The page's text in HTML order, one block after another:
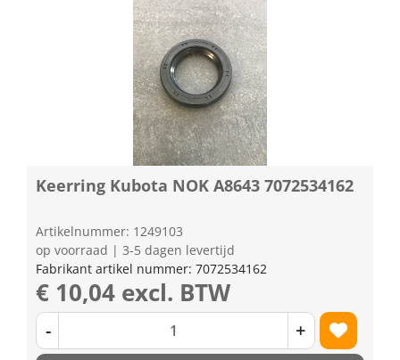
Keerring Kubota NOK A8643 7072534162
Artikelnummer: 1249103
op voorraad | 3-5 dagen levertijd
Fabrikant artikel nummer: 7072534162
€ 10,04 excl. BTW
- +